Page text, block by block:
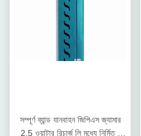
সম্পূর্ণ ব্যান্ড যানবাহন জিপিএস জ্যামার
2.5 ওয়াটার রিচার্জ লি মধ্যে নির্মিত -